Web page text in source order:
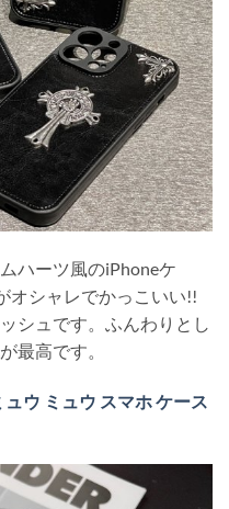
ハーツ風のiPhoneケ
オシャレでかっこいい!!
シュです。ふんわりとし
最高です。
ウ ミュウ スマホ ケース